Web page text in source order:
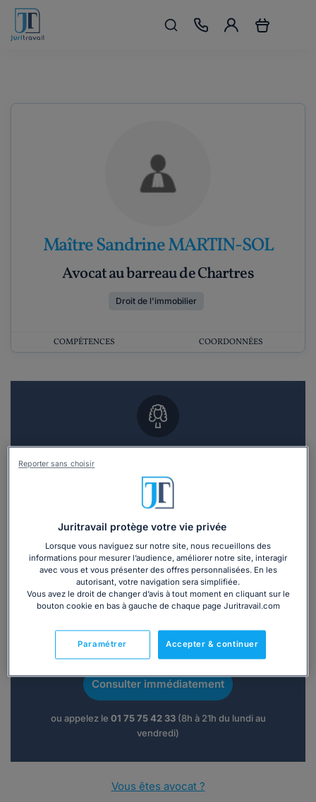
Maître Sandrine MARTIN-SOL
Avocat au barreau de Chartres
Droit de l'immobilier
COMPÉTENCES COORDONNÉES
Recevoir des devis d'avocats
Vous souhaitez une consultation par
téléphone ?
Consulter immédiatement
ou appelez le 01 75 75 42 33(8h à 21h du lundi au
vendredi)
Vous êtes avocat ?
Juritravail protège votre vie privée
Lorsque vous naviguez sur notre site, nous recueillons des
informations pour mesurer l’audience, améliorer notre site, interagir
avec vous et vous présenter des offres personnalisées. En les
autorisant, votre navigation sera simplifiée.
Vous avez le droit de changer d’avis à tout moment en cliquant sur le
bouton cookie en bas à gauche de chaque page Juritravail.com
Accepter & continuer
Paramétrer
Reporter sans choisir